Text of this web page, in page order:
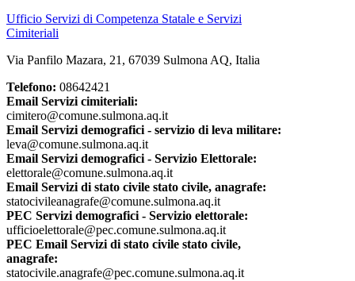
Ufficio Servizi di Competenza Statale e Servizi
Cimiteriali
Via Panfilo Mazara, 21, 67039 Sulmona AQ, Italia
Telefono: 08642421
Email Servizi cimiteriali:
cimitero@comune.sulmona.aq.it
Email Servizi demografici - servizio di leva militare:
leva@comune.sulmona.aq.it
Email Servizi demografici - Servizio Elettorale:
elettorale@comune.sulmona.aq.it
Email Servizi di stato civile stato civile, anagrafe:
statocivileanagrafe@comune.sulmona.aq.it
PEC Servizi demografici - Servizio elettorale:
ufficioelettorale@pec.comune.sulmona.aq.it
PEC Email Servizi di stato civile stato civile,
anagrafe:
statocivile.anagrafe@pec.comune.sulmona.aq.it